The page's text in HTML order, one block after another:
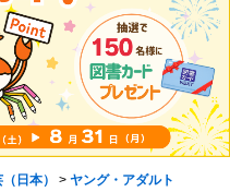
日本） > ヤング・アダルト